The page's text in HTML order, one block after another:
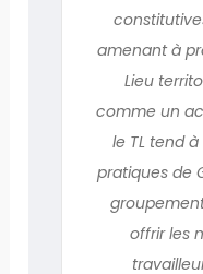
amenant à
Lieu
comme un
le TL tend
pratiques de
offrir les